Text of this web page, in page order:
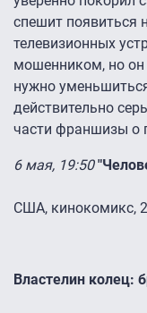
спешит появиться
телевизионных
мошенником, но он
нужно
действительно
части франшизы о
6 мая, 19:50
США, кинокомикс,
Властелин колец: